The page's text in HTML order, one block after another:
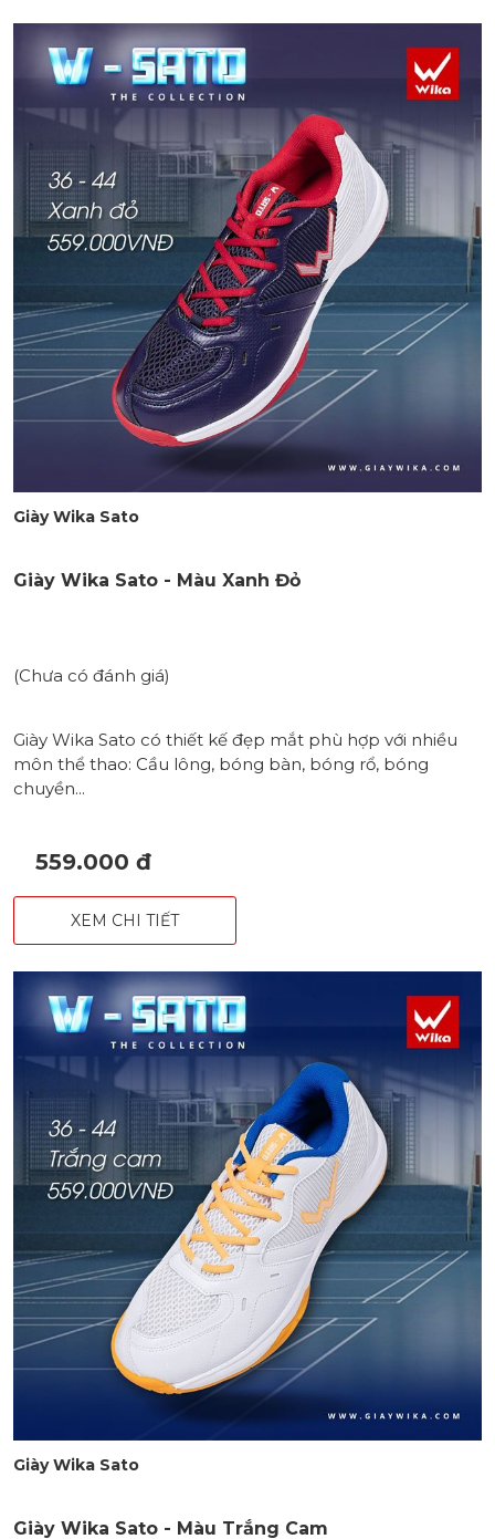
Giày Wika Sato
Giày Wika Sato - Màu Xanh Đỏ
(Chưa có đánh giá)
Giày Wika Sato có thiết kế đẹp mắt phù hợp với nhiều
môn thể thao: Cầu lông, bóng bàn, bóng rổ, bóng
chuyền...
559.000 đ
XEM CHI TIẾT
Giày Wika Sato
Giày Wika Sato - Màu Trắng Cam